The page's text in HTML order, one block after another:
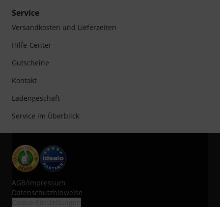
Service
Versandkosten und Lieferzeiten
Hilfe-Center
Gutscheine
Kontakt
Ladengeschäft
Service im Überblick
AGB/Impressum
Datenschutzhinweise